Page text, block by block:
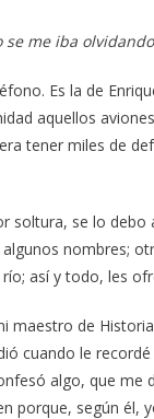
se me iba
Es la de
aquellos
tener miles de
soltura, se lo
nombres;
así y todo, les
de
cuando le
algo, que me
porque, según él,